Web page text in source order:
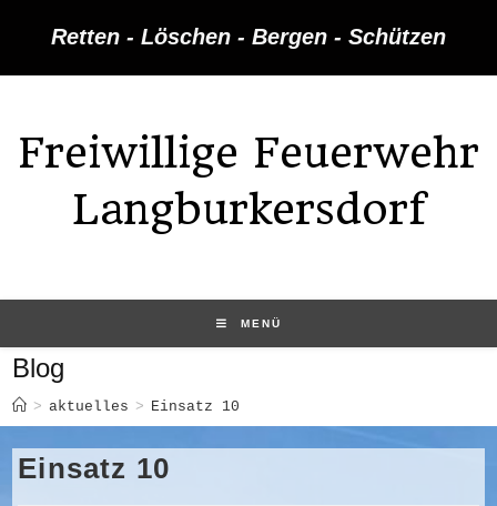
Retten - Löschen - Bergen - Schützen
Freiwillige Feuerwehr
Langburkersdorf
MENÜ
Blog
> aktuelles > Einsatz 10
Einsatz 10